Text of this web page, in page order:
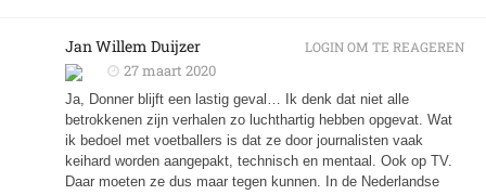
Jan Willem Duijzer
27 maart 2020
Ja, Donner blijft een lastig geval… Ik denk dat niet alle
betrokkenen zijn verhalen zo luchthartig hebben opgevat. Wat
ik bedoel met voetballers is dat ze door journalisten vaak
keihard worden aangepakt, technisch en mentaal. Ook op TV.
Daar moeten ze dus maar tegen kunnen. In de Nederlandse
LOGIN OM TE REAGEREN